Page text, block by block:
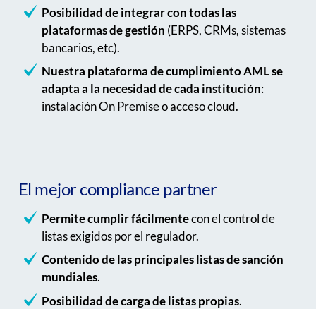
Posibilidad de integrar con todas las
plataformas de gestión (ERPS, CRMs, sistemas
bancarios, etc).
Nuestra plataforma de cumplimiento AML se
adapta a la necesidad de cada institución:
instalación On Premise o acceso cloud.
El mejor compliance partner
Permite cumplir fácilmentecon el control de
listas exigidos por el regulador.
Contenido de las principales listas de sanción
mundiales.
Posibilidad de carga de listas propias.